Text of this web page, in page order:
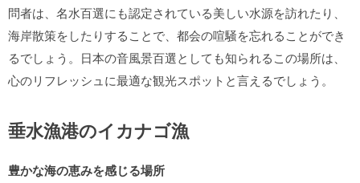
問者は、名水百選にも認定されている美しい水源を訪れたり、
海岸散策をしたりすることで、都会の喧騒を忘れることができ
るでしょう。日本の音風景百選としても知られるこの場所は、
心のリフレッシュに最適な観光スポットと言えるでしょう。
垂水漁港のイカナゴ漁
豊かな海の恵みを感じる場所